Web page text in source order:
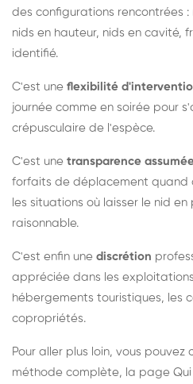
des configurations rencontrées :
nids en hauteur, nids en cavité,
identifié.
C'est une flexibilité
journée comme en soirée pour
crépusculaire de l'espèce.
C'est une transparence
forfaits de déplacement quand
les situations où laisser le nid
raisonnable.
C'est enfin une discrétion
appréciée dans les
hébergements touristiques, les
copropriétés.
Pour aller plus loin, vous pouvez
méthode complète, la page